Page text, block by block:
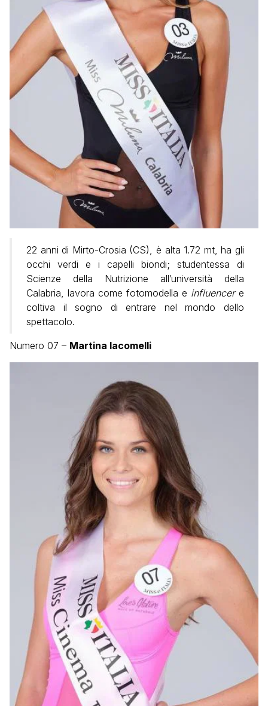
22 anni di Mirto-Crosia (CS), è alta 1.72 mt, ha gli
occhi verdi e i capelli biondi; studentessa di
Scienze della Nutrizione all’università della
Calabria, lavora come fotomodella e influencere
coltiva il sogno di entrare nel mondo dello
spettacolo.
Numero 07 – Martina Iacomelli